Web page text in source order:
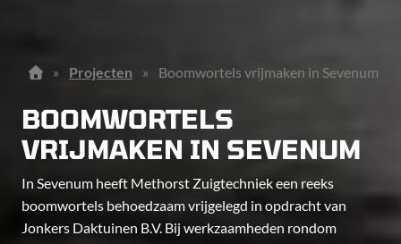
» Projecten » Boomwortels vrijmaken in Sevenum
BOOMWORTELS
VRIJMAKEN IN SEVENUM
In Sevenum heeft Methorst Zuigtechniek een reeks
boomwortels behoedzaam vrijgelegd in opdracht van
Jonkers Daktuinen B.V. Bij werkzaamheden rondom